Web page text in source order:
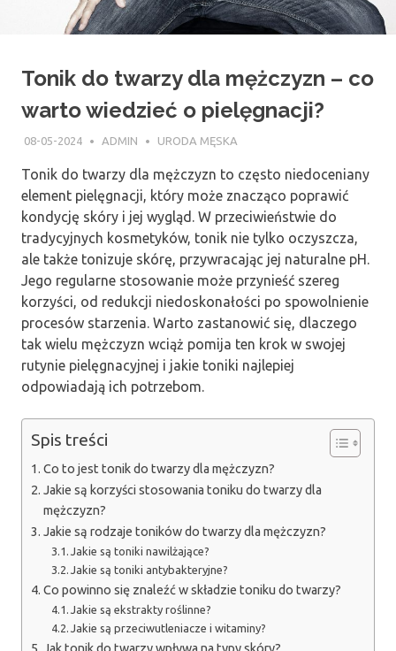
Tonik do twarzy dla mężczyzn – co
warto wiedzieć o pielęgnacji?
08-05-2024 ADMIN URODA MĘSKA
Tonik do twarzy dla mężczyzn to często niedoceniany
element pielęgnacji, który może znacząco poprawić
kondycję skóry i jej wygląd. W przeciwieństwie do
tradycyjnych kosmetyków, tonik nie tylko oczyszcza,
ale także tonizuje skórę, przywracając jej naturalne pH.
Jego regularne stosowanie może przynieść szereg
korzyści, od redukcji niedoskonałości po spowolnienie
procesów starzenia. Warto zastanowić się, dlaczego
tak wielu mężczyzn wciąż pomija ten krok w swojej
rutynie pielęgnacyjnej i jakie toniki najlepiej
odpowiadają ich potrzebom.
Spis treści
Co to jest tonik do twarzy dla mężczyzn?
Jakie są korzyści stosowania toniku do twarzy dla
mężczyzn?
Jakie są rodzaje toników do twarzy dla mężczyzn?
Jakie są toniki nawilżające?
Jakie są toniki antybakteryjne?
Co powinno się znaleźć w składzie toniku do twarzy?
Jakie są ekstrakty roślinne?
Jakie są przeciwutleniacze i witaminy?